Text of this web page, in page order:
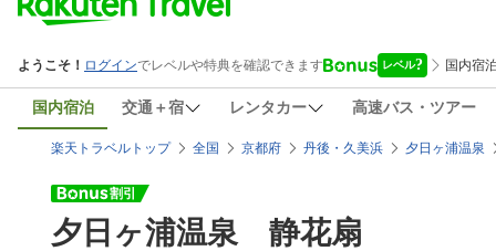
国内宿泊 交通＋宿 レンタカー 高速バス・ツアー
楽天トラベルトップ 全国 京都府 丹後・久美浜 夕日ヶ浦温泉
夕日ヶ浦温泉 静花扇